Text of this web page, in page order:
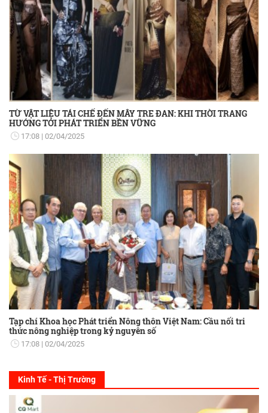
TỪ VẬT LIỆU TÁI CHẾ ĐẾN MÂY TRE ĐAN: KHI THỜI TRANG
HƯỚNG TỚI PHÁT TRIỂN BỀN VỮNG
17:08 02/04/2025
Tạp chí Khoa học Phát triển Nông thôn Việt Nam: Cầu nối tri
thức nông nghiệp trong kỷ nguyên số
17:08 02/04/2025
Kinh Tế - Thị Trường